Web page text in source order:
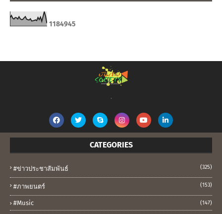
1184945
.
CATEGORIES
#ข่าวประชาสัมพันธ์ (325)
#ภาพยนตร์ (153)
#music (147)